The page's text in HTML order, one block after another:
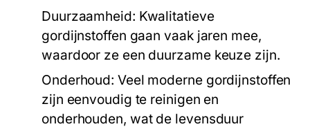
Duurzaamheid: Kwalitatieve
gordijnstoffen gaan vaak jaren mee,
waardoor ze een duurzame keuze zijn.
Onderhoud: Veel moderne gordijnstoffen
zijn eenvoudig te reinigen en
onderhouden, wat de levensduur